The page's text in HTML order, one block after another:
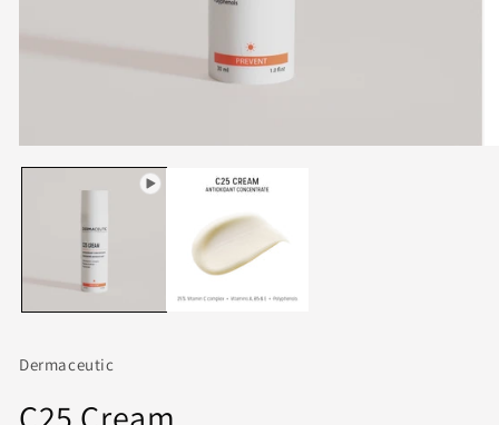
Dermaceutic